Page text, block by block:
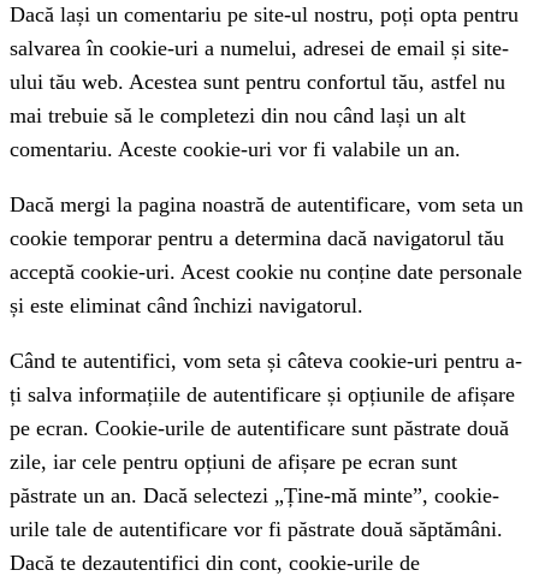
Dacă lași un comentariu pe site-ul nostru, poți opta pentru
salvarea în cookie-uri a numelui, adresei de email și site-
ului tău web. Acestea sunt pentru confortul tău, astfel nu
mai trebuie să le completezi din nou când lași un alt
comentariu. Aceste cookie-uri vor fi valabile un an.
Dacă mergi la pagina noastră de autentificare, vom seta un
cookie temporar pentru a determina dacă navigatorul tău
acceptă cookie-uri. Acest cookie nu conține date personale
și este eliminat când închizi navigatorul.
Când te autentifici, vom seta și câteva cookie-uri pentru a-
ți salva informațiile de autentificare și opțiunile de afișare
pe ecran. Cookie-urile de autentificare sunt păstrate două
zile, iar cele pentru opțiuni de afișare pe ecran sunt
păstrate un an. Dacă selectezi „Ține-mă minte”, cookie-
urile tale de autentificare vor fi păstrate două săptămâni.
Dacă te dezautentifici din cont, cookie-urile de